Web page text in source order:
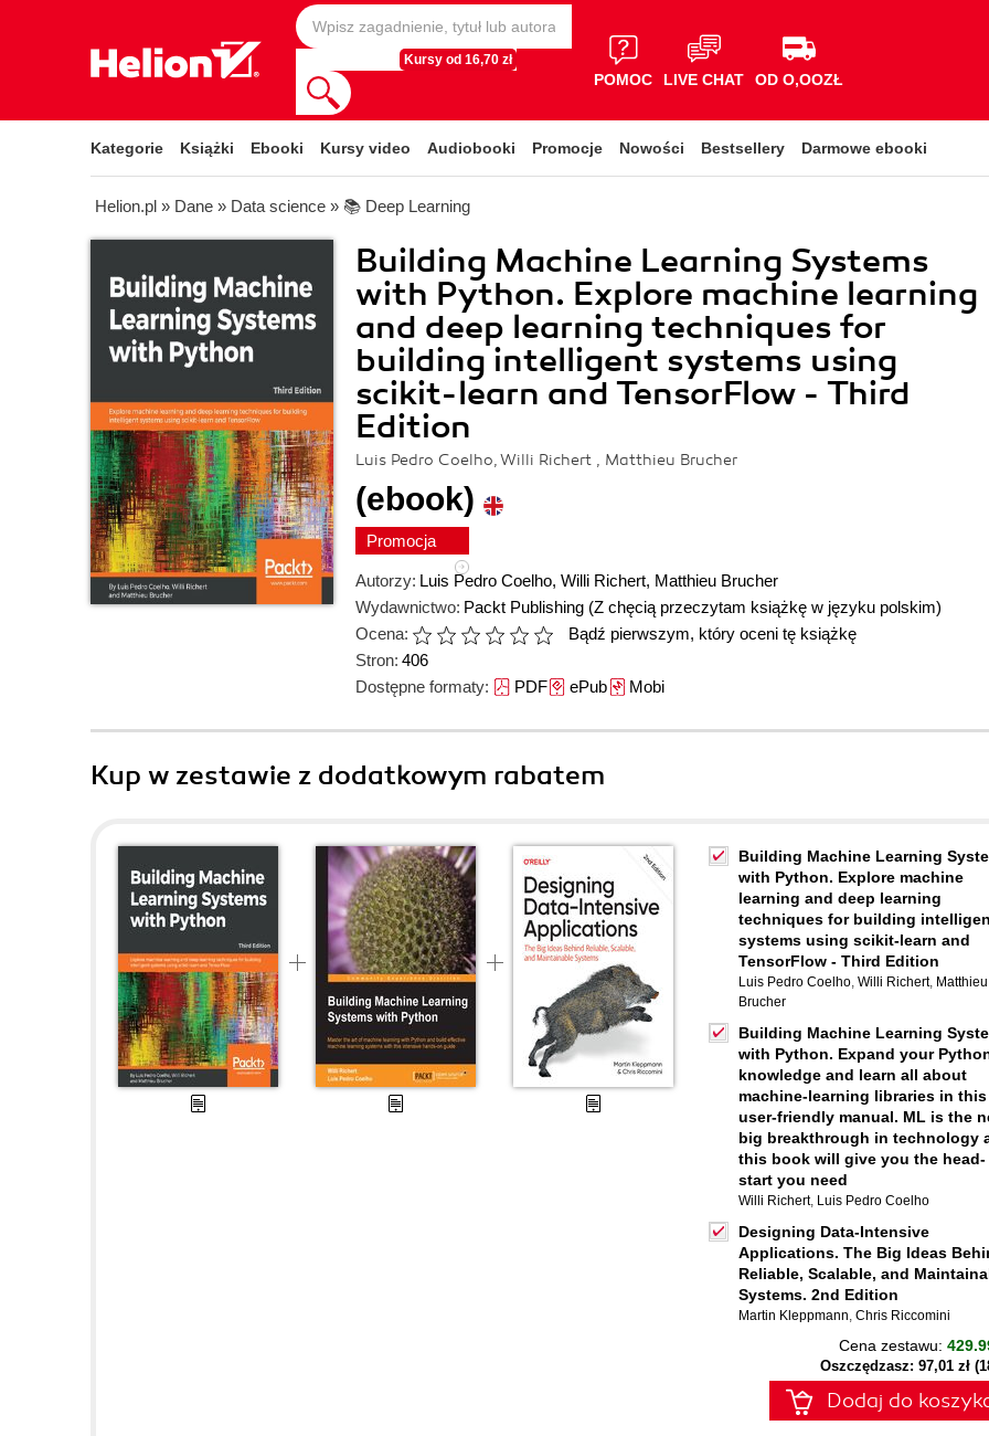
Kursy od 16,70 zł
POMOC LIVE CHAT OD O,OOZŁ
Kategorie Książki Ebooki Kursy video Audiobooki Promocje Nowości Bestsellery Darmowe ebooki
Helion.pl » Dane » Data science » 📚 Deep Learning
Building Machine Learning Systems
with Python. Explore machine learning
and deep learning techniques for
building intelligent systems using
scikit-learn and TensorFlow - Third
Edition
Luis Pedro Coelho, Willi Richert , Matthieu Brucher
(ebook)
Promocja
Autorzy: Luis Pedro Coelho, Willi Richert, Matthieu Brucher
Wydawnictwo: Packt Publishing (Z chęcią przeczytam książkę w języku polskim)
Ocena:
Bądź pierwszym, który oceni tę książkę
Stron: 406
Dostępne formaty: PDFePubMobi
Kup w zestawie z dodatkowym rabatem
Building Machine Learning
with Python. Explore machine
learning and deep learning
techniques for building
systems using scikit-learn and
TensorFlow - Third Edition
Luis Pedro Coelho, Willi Richert, Matthieu
Brucher
Building Machine Learning
with Python. Expand your
knowledge and learn all about
machine-learning libraries in this
user-friendly manual. ML is the
big breakthrough in technology
this book will give you the head-
start you need
Willi Richert, Luis Pedro Coelho
Designing Data-Intensive
Applications. The Big Ideas
Reliable, Scalable, and
Systems. 2nd Edition
Martin Kleppmann, Chris Riccomini
Cena zestawu:
Oszczędzasz: 97,01 zł
Dodaj do